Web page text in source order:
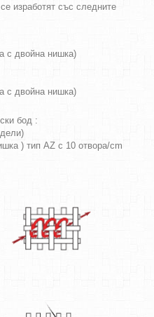
изработят със следните
с двойна нишка)
с двойна нишка)
бод :
) тип AZ с 10 отвора/cm